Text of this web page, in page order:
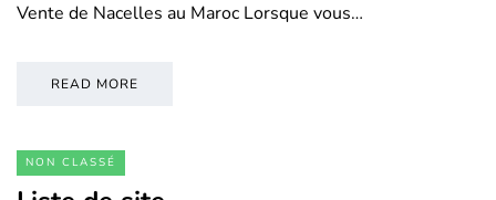
Vente de Nacelles au Maroc Lorsque vous…
READ MORE
NON CLASSÉ